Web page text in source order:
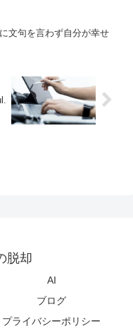
文句を言わず自分が幸せ
脱却
AI
ブログ
プライバシーポリシー